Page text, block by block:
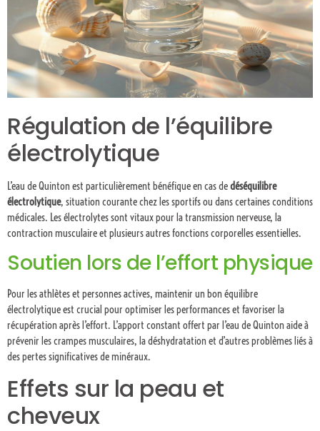
Régulation de l’équilibre
électrolytique
L’eau de Quinton est particulièrement bénéfique en cas dedéséquilibre
électrolytique, situation courante chez les sportifs ou dans certaines conditions
médicales. Les électrolytes sont vitaux pour la transmission nerveuse, la
contraction musculaire et plusieurs autres fonctions corporelles essentielles.
Soutien lors de l’effort physique
Pour les athlètes et personnes actives, maintenir un bon équilibre
électrolytique est crucial pour optimiser les performances et favoriser la
récupération après l’effort. L’apport constant offert par l’eau de Quinton aide à
prévenir les crampes musculaires, la déshydratation et d’autres problèmes liés à
des pertes significatives de minéraux.
Effets sur la peau et
cheveux